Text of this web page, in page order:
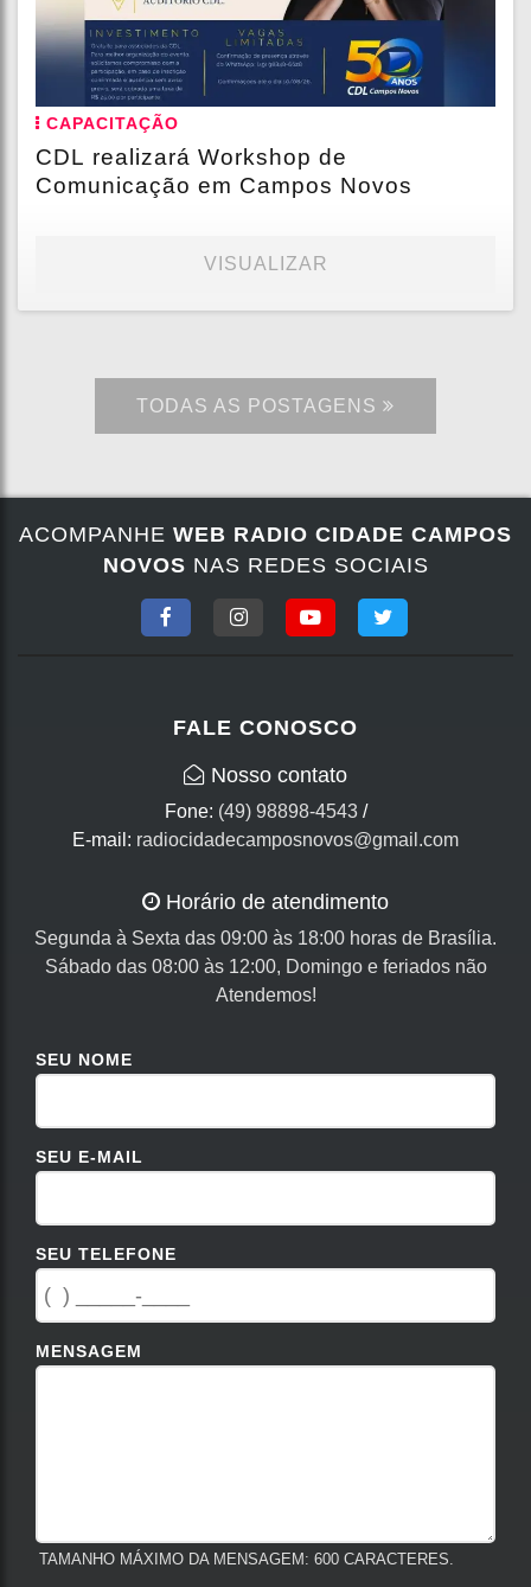
CAPACITAÇÃO
CDL realizará Workshop de
Comunicação em Campos Novos
VISUALIZAR
TODAS AS POSTAGENS
ACOMPANHE WEB RADIO CIDADE CAMPOS
NOVOS NAS REDES SOCIAIS
FALE CONOSCO
Nosso contato
Fone: (49) 98898-4543/
E-mail: radiocidadecamposnovos@gmail.com
Horário de atendimento
Segunda à Sexta das 09:00 às 18:00 horas de Brasília.
Sábado das 08:00 às 12:00, Domingo e feriados não
Atendemos!
SEU NOME
SEU E-MAIL
SEU TELEFONE
MENSAGEM
TAMANHO MÁXIMO DA MENSAGEM: 600 CARACTERES.